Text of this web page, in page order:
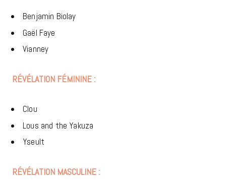
Benjamin Biolay
Gaël Faye
Vianney
RÉVÉLATION FÉMININE :
Clou
Lous and the Yakuza
Yseult
RÉVÉLATION MASCULINE :